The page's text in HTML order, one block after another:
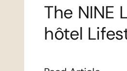
The NINE
hôtel